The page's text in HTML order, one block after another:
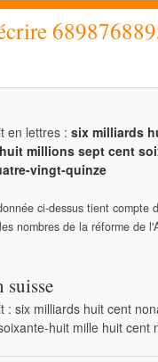
en lettres : six milliards
millions sept cent
vingt-quinze
ci-dessus tient compte
nombres de la réforme de
suisse
: six milliards huit cent
huit mille huit cent